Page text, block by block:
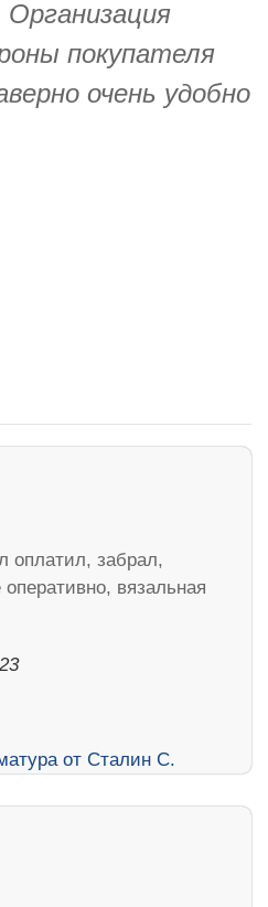
покупателя
очень удобно
оплатил, забрал,
вязальная